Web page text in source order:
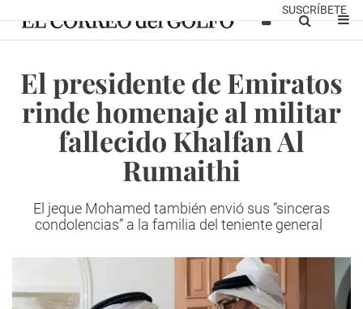
SUSCRÍBETE
El presidente de Emiratos
rinde homenaje al militar
fallecido Khalfan Al
Rumaithi
El jeque Mohamed también envió sus “sinceras
condolencias” a la familia del teniente general